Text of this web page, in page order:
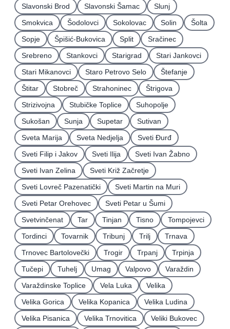
Slavonski Brod
Slavonski Šamac
Slunj
Smokvica
Šodolovci Sokolovac Solin
Šolta
Sopje
Špišić-Bukovica Split
Sračinec
Srebreno
Stankovci Starigrad
Stari Jankovci
Stari Mikanovci
Staro Petrovo Selo
Štefanje
Štitar
Stobreč Strahoninec
Štrigova
Strizivojna
Stubičke Toplice
Suhopolje
Sukošan
Sunja Supetar
Sutivan
Sveta Marija
Sveta Nedjelja
Sveti Ðurđ
Sveti Filip i Jakov
Sveti Ilija
Sveti Ivan Žabno
Sveti Ivan Zelina
Sveti Križ Začretje
Sveti Lovreč Pazenatički
Sveti Martin na Muri
Sveti Petar Orehovec
Sveti Petar u Šumi
Svetvinčenat
Tar Tinjan Tisno
Tompojevci
Tordinci
Tovarnik Tribunj Trilj
Trnava
Trnovec Bartolovečki
Trogir Trpanj
Trpinja
Tučepi
Tuhelj Umag Valpovo
Varaždin
Varaždinske Toplice
Vela Luka
Velika
Velika Gorica
Velika Kopanica
Velika Ludina
Velika Pisanica
Velika Trnovitica
Veliki Bukovec